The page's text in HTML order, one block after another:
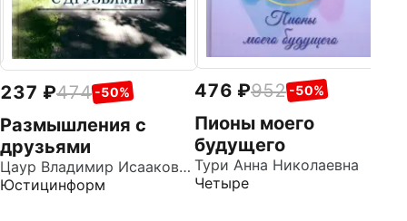
237 474 -50%
Размышления с
друзьями
Цаур Владимир Исаакович
Юстицинформ
476 952 -50%
Пионы моего
будущего
Тури Анна Николаевна
Четыре